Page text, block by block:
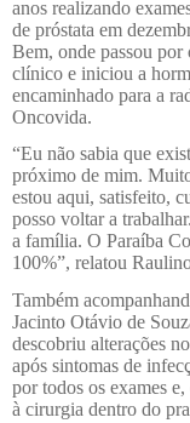
anos realizando
de próstata em
Bem, onde passou
clínico e iniciou a
encaminhado para a
Oncovida.
“Eu não sabia que
próximo de mim.
estou aqui, satisfeito,
posso voltar a
a família. O Paraíba
100%”, relatou
Também
Jacinto Otávio de
descobriu alterações
após sintomas de
por todos os exames
à cirurgia dentro do